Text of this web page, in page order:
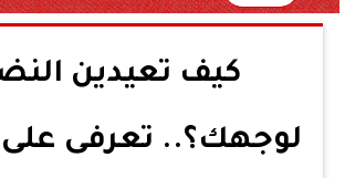
كيف تعيدين
لوجهك؟.. تعرفى